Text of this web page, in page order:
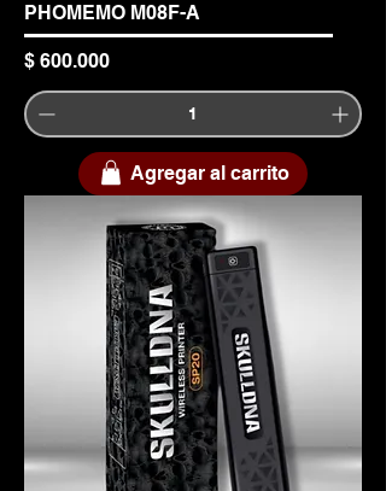
PHOMEMO M08F-A
Precio
$ 600.000
Agregar al carrito